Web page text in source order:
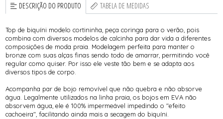
DESCRIÇÃO DO PRODUTO TABELA DE MEDIDAS
Top de biquíni modelo cortininha, peça coringa para o verão, pois
combina com diversos modelos de calcinha para dar vida a diferentes
composições de moda praia. Modelagem perfeita para manter o
bronze com suas alças finas sendo todo de amarrar, permitindo você
regular como quiser. Por isso ele veste tão bem e se adapta aos
diversos tipos de corpo.
Acompanha par de bojo removível que não quebra e não absorve
água. Legalmente utilizados na linha praia, os bojos em EVA não
absorvem água, ele é 100% impermeável impedindo o "efeito
cachoeira", facilitando ainda mais a secagem do biquíni.